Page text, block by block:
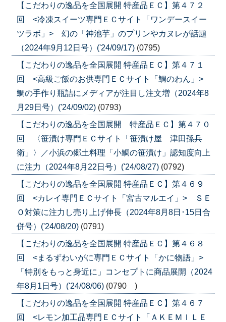
【こだわりの逸品を全国展開 特産品ＥＣ】第４７２
回 <冷凍スイーツ専門ＥＣサイト「ワンデースイー
ツラボ」> 幻の「神池芋」のプリンやカヌレが話題
（2024年9月12日号）('24/09/17) (0795)
【こだわりの逸品を全国展開 特産品ＥＣ】第４７１
回 <高級ご飯のお供専門ＥＣサイト「鯛のわん」>
鯛の手作り瓶詰にメディアが注目し注文増（2024年8
月29日号）('24/09/02) (0793)
【こだわりの逸品を全国展開 特産品ＥＣ】第４７０
回 〈笹漬け専門ＥＣサイト「笹漬け屋 津田孫兵
衛」〉／小浜の郷土料理「小鯛の笹漬け」認知度向上
に注力（2024年8月22日号）('24/08/27) (0792)
【こだわりの逸品を全国展開 特産品ＥＣ】第４６９
回 <カレイ専門ＥＣサイト「宮古マルエイ」> ＳＥ
Ｏ対策に注力し売り上げ伸長（2024年8月8日･15日合
併号）('24/08/20) (0791)
【こだわりの逸品を全国展開 特産品ＥＣ】第４６８
回 <まるずわいがに専門ＥＣサイト「かに物語」>
「特別をもっと身近に」コンセプトに商品展開（2024
年8月1日号）('24/08/06) (0790 )
【こだわりの逸品を全国展開 特産品ＥＣ】第４６７
回 <レモン加工品専門ＥＣサイト「ＡＫＥＭＩＬＥ